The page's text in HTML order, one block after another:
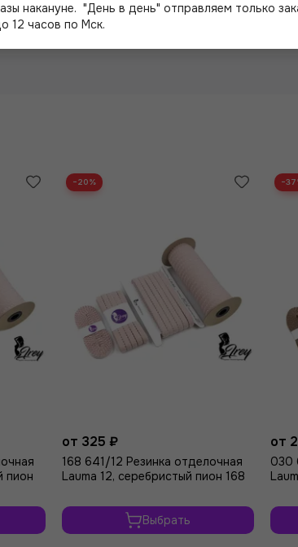
пион
−20%
от 325 ₽
168 641/12 Резинка отделочная
Lauma 12, серебристый пион 168
Выбрать
от
030
накануне. "День в день" отправляем только
12 часов по Мск.